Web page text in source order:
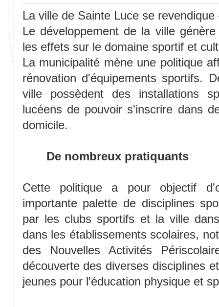
La ville de Sainte Luce se
Le développement de la ville
les effets sur le domaine sportif et
La municipalité mène une politique
rénovation d'équipements sportifs.
ville possèdent des installations
lucéens de pouvoir s'inscrire dans
domicile.
De nombreux pratiquants
Cette politique a pour objectif
importante palette de disciplines
par les clubs sportifs et la ville
dans les établissements scolaires,
des Nouvelles Activités
découverte des diverses disciplines
jeunes pour l'éducation physique et